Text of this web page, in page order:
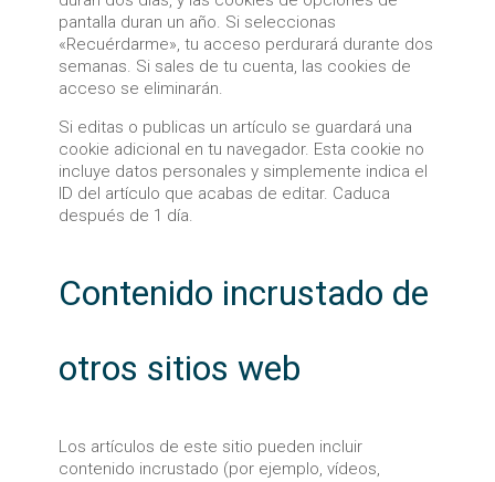
pantalla duran un año. Si seleccionas
«Recuérdarme», tu acceso perdurará durante dos
semanas. Si sales de tu cuenta, las cookies de
acceso se eliminarán.
Si editas o publicas un artículo se guardará una
cookie adicional en tu navegador. Esta cookie no
incluye datos personales y simplemente indica el
ID del artículo que acabas de editar. Caduca
después de 1 día.
Contenido incrustado de
otros sitios web
Los artículos de este sitio pueden incluir
contenido incrustado (por ejemplo, vídeos,